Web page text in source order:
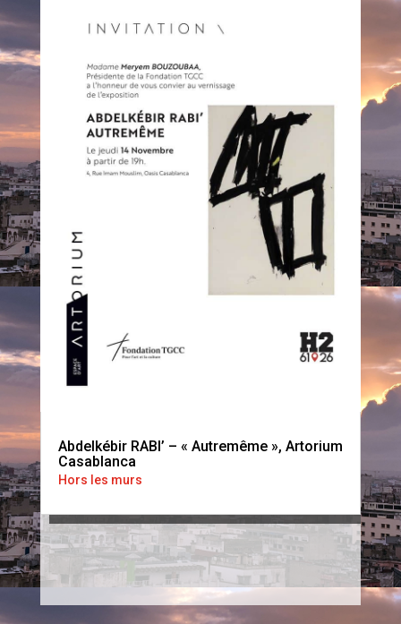
Abdelkébir RABI’ – « Autremême », Artorium
Casablanca
Hors les murs